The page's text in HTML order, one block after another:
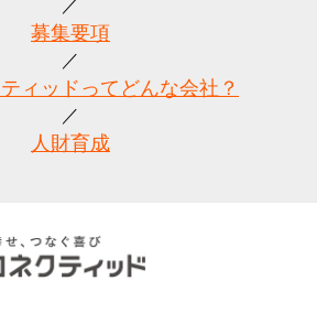
募集要項
ィッドってどんな会社？
人財育成